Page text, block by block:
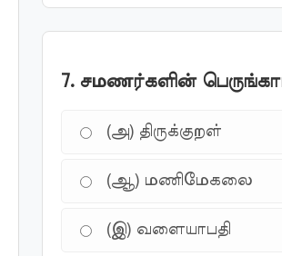
7. சமணர்களின்
(அ) திருக்குறள்
(ஆ) மணிமேகலை
(இ) வளையாபதி